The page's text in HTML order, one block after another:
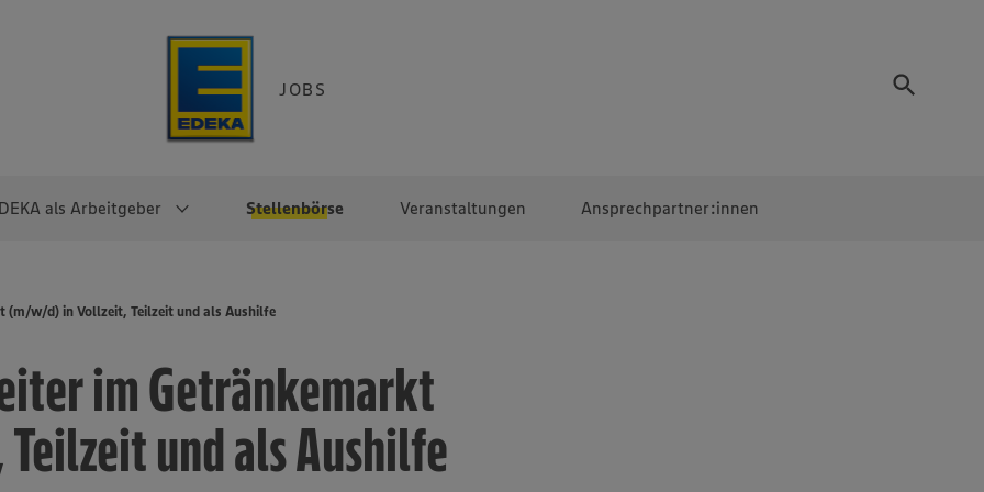
JOBS
als Arbeitgeber Stellenbörse Veranstaltungen Ansprechpartner:innen
Direkteinstieg
Noch Fragen?
Selbstständig mit EDEKA
Überblick
EDEKA Fruchtkontor
EDEKA Foodservice
EDEKA-
w/d) in Vollzeit, Teilzeit und als Aushilfe
im Getränkemarkt
und als Aushilfe